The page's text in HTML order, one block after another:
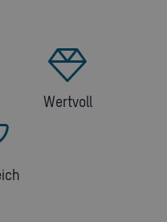
Wertvoll